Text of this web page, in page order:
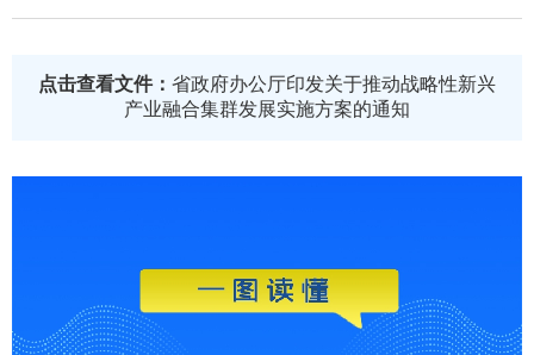
点击查看文件： 省政府办公厅印发关于推动战略性新兴
产业融合集群发展实施方案的通知